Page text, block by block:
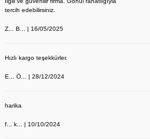
tercih edebilirsiniz.
Z... B... | 16/05/2025
Hızlı kargo teşekkürler.
E... Ö... | 28/12/2024
harika
f... k... | 10/10/2024